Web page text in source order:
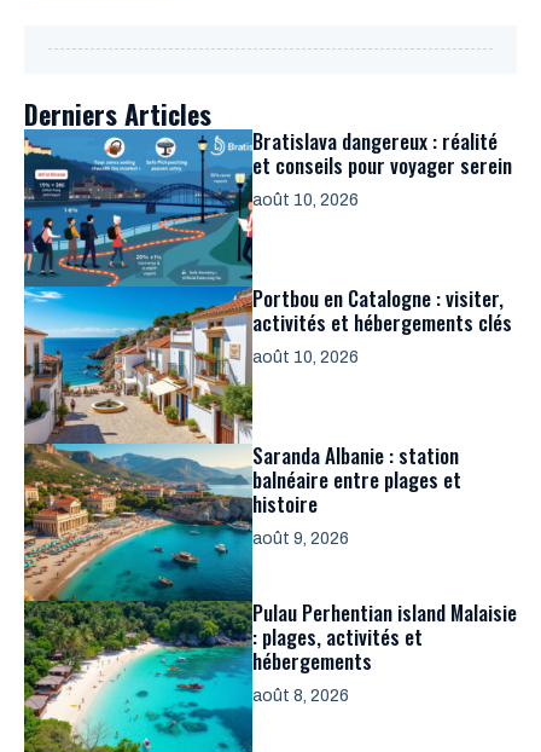
Derniers Articles
Bratislava dangereux : réalité
et conseils pour voyager serein
août 10, 2026
Portbou en Catalogne : visiter,
activités et hébergements clés
août 10, 2026
Saranda Albanie : station
balnéaire entre plages et
histoire
août 9, 2026
Pulau Perhentian island Malaisie
: plages, activités et
hébergements
août 8, 2026